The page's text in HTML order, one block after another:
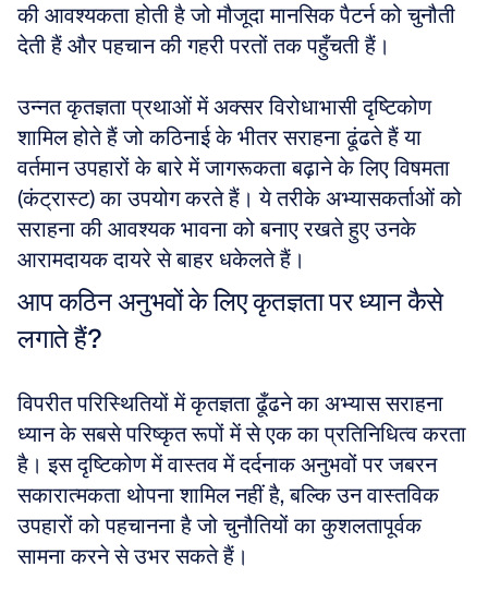
की आवश्यकता होती है जो मौजूदा मानसिक पैटर्न को चुनौती
देती हैं और पहचान की गहरी परतों तक पहुँचती हैं।
उन्नत कृतज्ञता प्रथाओं में अक्सर विरोधाभासी दृष्टिकोण
शामिल होते हैं जो कठिनाई के भीतर सराहना ढूंढते हैं या
वर्तमान उपहारों के बारे में जागरूकता बढ़ाने के लिए विषमता
(कंट्रास्ट) का उपयोग करते हैं। ये तरीके अभ्यासकर्ताओं को
सराहना की आवश्यक भावना को बनाए रखते हुए उनके
आरामदायक दायरे से बाहर धकेलते हैं।
आप कठिन अनुभवों के लिए कृतज्ञता पर ध्यान कैसे
लगाते हैं?
विपरीत परिस्थितियों में कृतज्ञता ढूँढने का अभ्यास सराहना
ध्यान के सबसे परिष्कृत रूपों में से एक का प्रतिनिधित्व करता
है। इस दृष्टिकोण में वास्तव में दर्दनाक अनुभवों पर जबरन
सकारात्मकता थोपना शामिल नहीं है, बल्कि उन वास्तविक
उपहारों को पहचानना है जो चुनौतियों का कुशलतापूर्वक
सामना करने से उभर सकते हैं।